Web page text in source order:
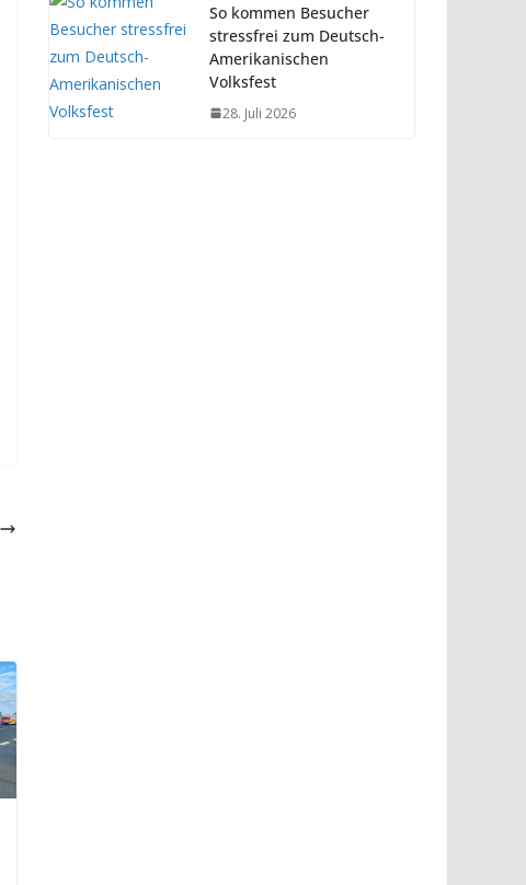
So kommen Besucher
stressfrei zum Deutsch-
Amerikanischen
Volksfest
28. Juli 2026